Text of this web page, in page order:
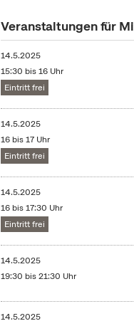
Veranstaltungen für
14.5.2025
15:30 bis 16 Uhr
Eintritt frei
14.5.2025
16 bis 17 Uhr
Eintritt frei
14.5.2025
16 bis 17:30 Uhr
Eintritt frei
14.5.2025
19:30 bis 21:30 Uhr
14.5.2025